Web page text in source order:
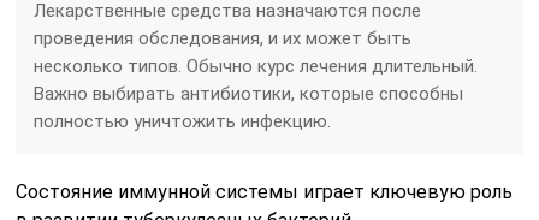
Лекарственные средства назначаются после
проведения обследования, и их может быть
несколько типов. Обычно курс лечения длительный.
Важно выбирать антибиотики, которые способны
полностью уничтожить инфекцию.
Состояние иммунной системы играет ключевую роль